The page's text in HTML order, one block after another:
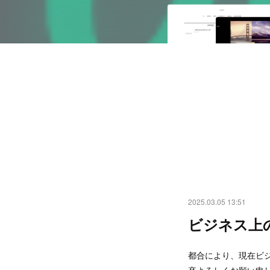
2025.03.05 13:51
ビジネス上
都合により、現在ビ